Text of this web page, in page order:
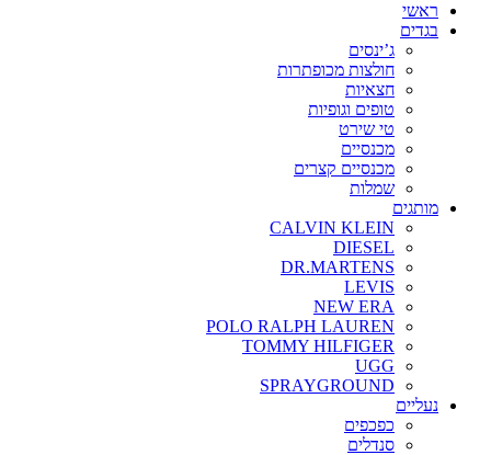
ראשי
בגדים
ג’ינסים
חולצות מכופתרות
חצאיות
טופים וגופיות
טי שירט
מכנסיים
מכנסיים קצרים
שמלות
מותגים
CALVIN KLEIN
DIESEL
DR.MARTENS
LEVIS
NEW ERA
POLO RALPH LAUREN
TOMMY HILFIGER
UGG
SPRAYGROUND
נעליים
כפכפים
סנדלים